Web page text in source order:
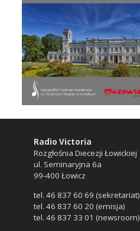
Radio Victoria
Rozgłośnia Diecezji Łowickiej
ul. Seminaryjna 6a
99-400 Łowicz
tel. 46 837 60 69 (sekretariat)
tel. 46 837 60 20 (emisja)
tel. 46 837 33 01 (newsroom)